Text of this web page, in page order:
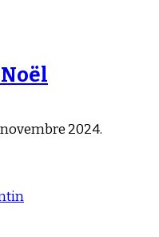
2024.